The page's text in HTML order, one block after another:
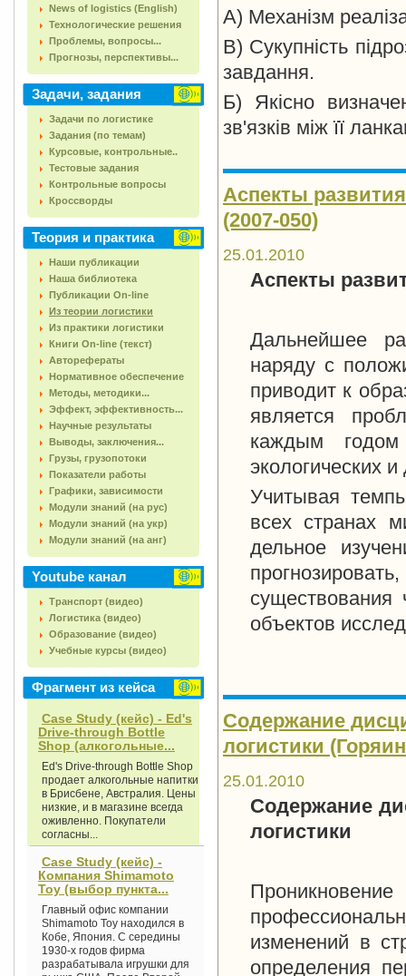
News of logistics (English)
Технологические решения
Проблемы, вопросы...
Прогнозы, перспективы...
Задачи, задания
Задачи по логистике
Задания (по темам)
Курсовые, контрольные..
Тестовые задания
Контрольные вопросы
Кроссворды
Теория и практика
Наши публикации
Наша библиотека
Публикации On-line
Из теории логистики
Из практики логистики
Книги On-line (текст)
Авторефераты
Нормативное обеспечение
Методы, методики...
Эффект, эффективность...
Научные результаты
Выводы, заключения...
Грузы, грузопотоки
Показатели работы
Графики, зависимости
Модули знаний (на рус)
Модули знаний (на укр)
Модули знаний (на анг)
Youtube канал
Транспорт (видео)
Логистика (видео)
Образование (видео)
Учебные курсы (видео)
Фрагмент из кейса
Case Study (кейс) - Ed's
Drive-through Bottle
Shop (алкогольные...
Ed's Drive-through Bottle Shop
продает алкогольные напитки
в Брисбене, Австралия. Цены
низкие, и в магазине всегда
оживленно. Покупатели
согласны...
Case Study (кейс) -
Компания Shimamoto
Toy (выбор пункта...
Главный офис компании
Shimamoto Toy находился в
Кобе, Япония. С середины
1930-х годов фирма
разрабатывала игрушки для
А) Механізм
В) Сукупність
завдання.
Б) Якісно
зв'язків між її
Аспекты
(2007-050)
25.01.2010
Аспекты
Дальнейшее
наряду с
приводит к
является
каждым годом
экологических и
Учитывая
всех странах
дельное
объектов
Содержание
логистики
25.01.2010
Содержание
логистики
изменений в
определения